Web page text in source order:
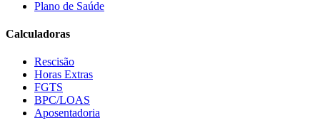
Plano de Saúde
Calculadoras
Rescisão
Horas Extras
FGTS
BPC/LOAS
Aposentadoria